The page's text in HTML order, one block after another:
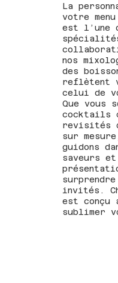
La
votre
est l’une
nos
des
reflètent
celui de
Que vous
cocktails
revisités
sur
guidons
saveurs et
invités.
est conçu
sublimer